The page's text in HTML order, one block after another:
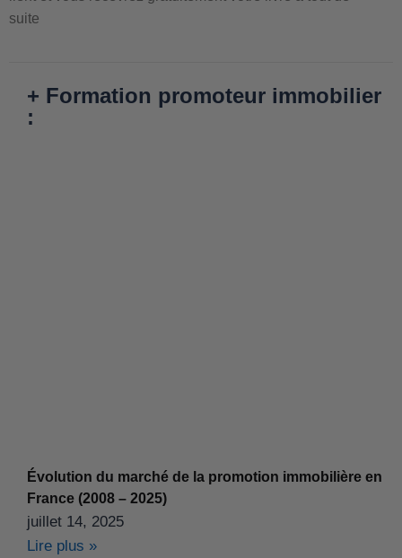
suite
+ Formation promoteur immobilier
:
Évolution du marché de la promotion immobilière en
France (2008 – 2025)
juillet 14, 2025
Lire plus »